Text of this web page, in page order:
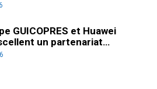
GUICOPRES et Huawei
un partenariat…